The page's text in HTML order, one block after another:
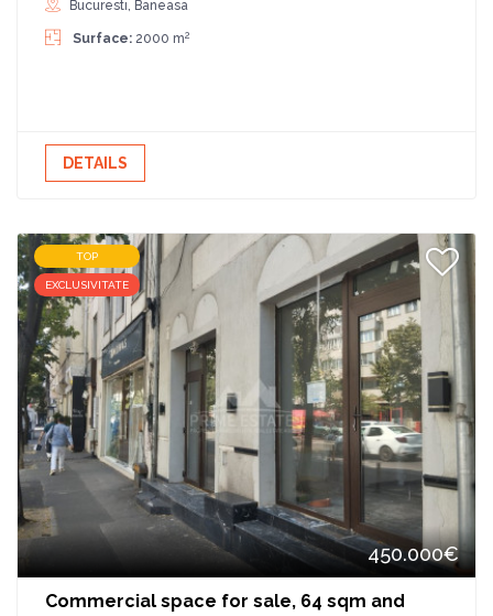
Bucuresti, Baneasa
Surface: 2000 m2
DETAILS
TOP
EXCLUSIVITATE
450.000€
Commercial space for sale, 64 sqm and